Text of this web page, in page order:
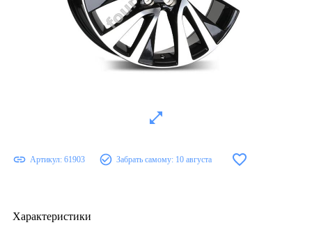
Артикул: 61903 Забрать самому: 10 августа
Характеристики